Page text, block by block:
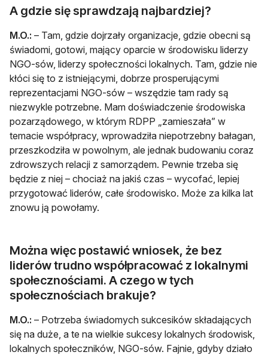
A gdzie się sprawdzają najbardziej?
M.O.: – Tam, gdzie dojrzały organizacje, gdzie obecni są
świadomi, gotowi, mający oparcie w środowisku liderzy
NGO-sów, liderzy społeczności lokalnych. Tam, gdzie nie
kłóci się to z istniejącymi, dobrze prosperującymi
reprezentacjami NGO-sów – wszędzie tam rady są
niezwykle potrzebne. Mam doświadczenie środowiska
pozarządowego, w którym RDPP „zamieszała” w
temacie współpracy, wprowadziła niepotrzebny bałagan,
przeszkodziła w powolnym, ale jednak budowaniu coraz
zdrowszych relacji z samorządem. Pewnie trzeba się
będzie z niej – chociaż na jakiś czas – wycofać, lepiej
przygotować liderów, całe środowisko. Może za kilka lat
znowu ją powołamy.
Można więc postawić wniosek, że bez
liderów trudno współpracować z lokalnymi
społecznościami. A czego w tych
społecznościach brakuje?
M.O.: – Potrzeba świadomych sukcesików składających
się na duże, a te na wielkie sukcesy lokalnych środowisk,
lokalnych społeczników, NGO-sów. Fajnie, gdyby działo